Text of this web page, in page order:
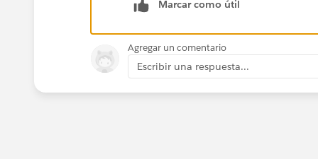
<apex:selectOption
<apex:actionSupport
    </apex:selectList>
<apex:actionStatus
<apex:facet
Marcar como útil
Agregar un comentario
Escribir una respuesta...